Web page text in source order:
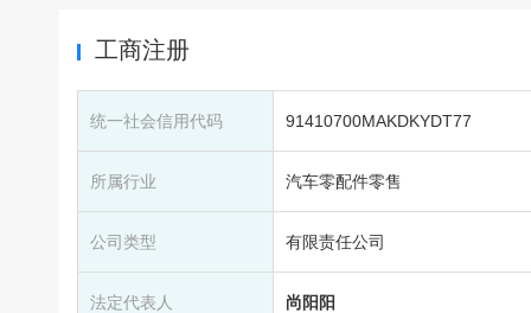
工商注册
统一社会信用代码 91410700MAKDKYDT77
所属行业 汽车零配件零售
公司类型 有限责任公司
法定代表人 尚阳阳